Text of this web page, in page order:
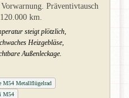
Präventivtausch
km.
steigt plötzlich,
Heizgebläse,
Außenleckage.
M54 Metallflügelrad
M54